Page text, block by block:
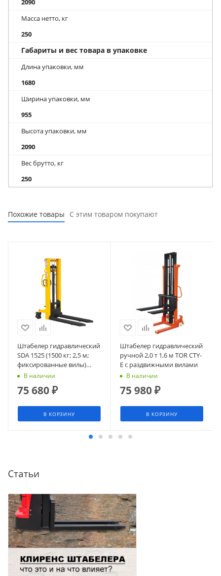
2090
Масса нетто, кг
250
Габариты и вес товара в упаковке
Длина упаковки, мм
1680
Ширина упаковки, мм
955
Высота упаковки, мм
2090
Вес брутто, кг
250
Похожие товары С этим товаром покупают
Штабелер гидравлический
SDA 1525 (1500 кг; 2,5 м;
фиксированные вилы)
СМАРТЛИФТ (SMARTLIFT)
В наличии
75 680₽
В КОРЗИНУ
Штабелер гидравлический
ручной 2,0 т 1,6 м TOR CTY-
E с раздвижными вилами
В наличии
75 980₽
В КОРЗИНУ
Статьи